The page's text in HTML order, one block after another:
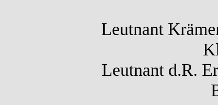
Leutnant
Leutnant d.R.